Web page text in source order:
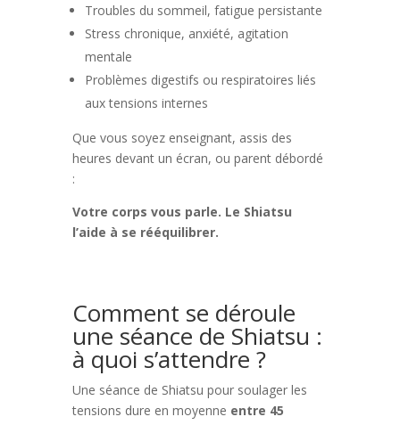
Troubles du sommeil, fatigue persistante
Stress chronique, anxiété, agitation
mentale
Problèmes digestifs ou respiratoires liés
aux tensions internes
Que vous soyez enseignant, assis des
heures devant un écran, ou parent débordé
:
Votre corps vous parle. Le Shiatsu
l’aide à se rééquilibrer.
Comment se déroule
une séance de Shiatsu :
à quoi s’attendre ?
Une séance de Shiatsu pour soulager les
tensions dure en moyenne entre 45